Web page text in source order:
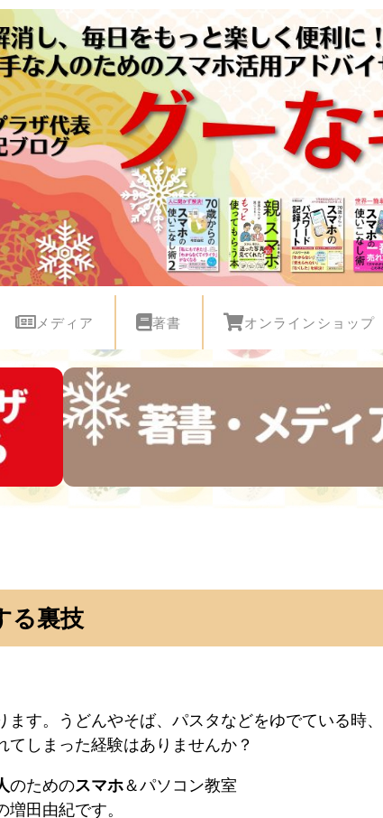
メディア 著書 オンラインショップ
る裏技
す。うどんやそば、パスタなどをゆでている時、
しまった経験はありませんか？
のためのスマホ＆パソコン教室
増田由紀です。